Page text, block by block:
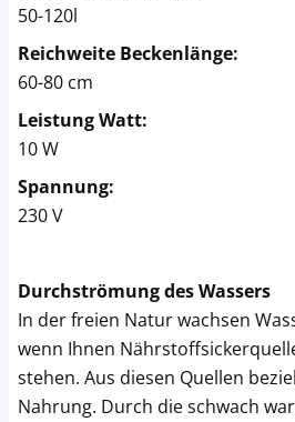
50-120l
Reichweite Beckenlänge:
60-80 cm
Leistung Watt:
10 W
Spannung:
230 V
Durchströmung des Wassers
In der freien Natur wachsen
wenn Ihnen
stehen. Aus diesen Quellen
Nahrung. Durch die schwach